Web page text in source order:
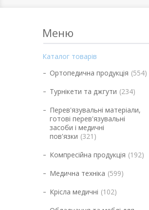
Каталог товарів
Ортопедична продукція 554
Турнікети та джгути 234
Перев'язувальні матеріали,
готові перев'язувальні
засоби і медичні
пов'язки 321
Компресійна продукція 192
Медична техніка 599
Крісла медичні 102